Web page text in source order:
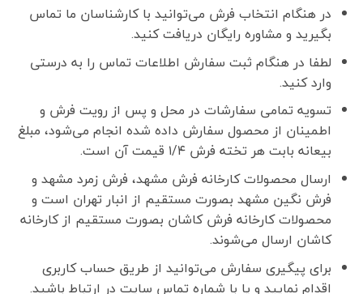
در هنگام انتخاب فرش می‌توانید با کارشناسان ما تماس
بگیرید و مشاوره رایگان دریافت کنید.
لطفا در هنگام ثبت سفارش اطلاعات تماس را به درستی
وارد کنید.
تسویه تمامی سفارشات در محل و پس از رویت فرش و
اطمینان از محصول سفارش داده شده انجام می‌شود، مبلغ
بیعانه بابت هر تخته فرش ۱/۴ قیمت آن است.
ارسال محصولات کارخانه فرش مشهد، فرش زمرد مشهد و
فرش نگین مشهد بصورت مستقیم از انبار تهران است و
محصولات کارخانه فرش کاشان بصورت مستقیم از کارخانه
کاشان ارسال می‌شوند.
برای پیگیری سفارش می‌توانید از طریق حساب کاربری
اقدام نمایید و یا با شماره تماس سایت در ارتباط باشید.